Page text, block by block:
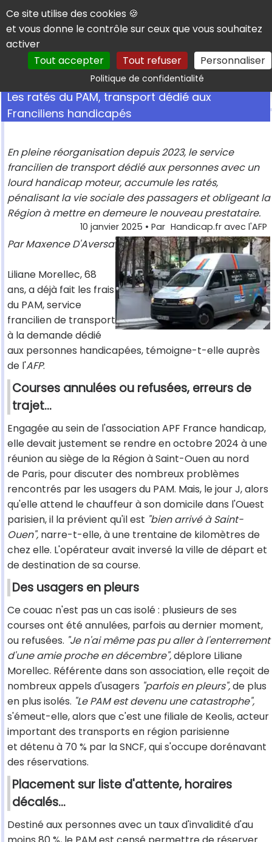
Panneau de gestion des cookies
Ce site utilise des cookies 🍪
et vous donne le contrôle sur ceux que vous souhaitez
activer
Tout accepter
Tout refuser Personnaliser
Politique de confidentialitéRechercher
Les ratés du PAM, transport dédié aux
Franciliens handicapés
En pleine réorganisation depuis 2023, le service
francilien de transport dédié aux personnes avec un
lourd handicap moteur, accumule les ratés,
pénalisant la vie sociale des passagers et obligeant la
Région à mettre en demeure le nouveau prestataire.
10 janvier 2025 • Par Handicap.fr avec l'AFP
Par Maxence D'Aversa
Liliane Morellec, 68
ans, a déjà fait les frais
du PAM, service
francilien de transport
à la demande dédié
aux personnes handicapées, témoigne-t-elle auprès
de l'AFP.
Courses annulées ou refusées, erreurs de
trajet...
Engagée au sein de l'association APF France handicap,
elle devait justement se rendre en octobre 2024 à une
réunion au siège de la Région à Saint-Ouen au nord
de Paris, pour discuter des nombreux problèmes
rencontrés par les usagers du PAM. Mais, le jour J, alors
qu'elle attend le chauffeur à son domicile dans l'Ouest
parisien, il la prévient qu'il est "bien arrivé à Saint-
Ouen", narre-t-elle, à une trentaine de kilomètres de
chez elle. L'opérateur avait inversé la ville de départ et
de destination de sa course.
Des usagers en pleurs
Ce couac n'est pas un cas isolé : plusieurs de ses
courses ont été annulées, parfois au dernier moment,
ou refusées. "Je n'ai même pas pu aller à l'enterrement
d'une amie proche en décembre",déplore Liliane
Morellec. Référente dans son association, elle reçoit de
nombreux appels d'usagers "parfois en pleurs",de plus
en plus isolés. "Le PAM est devenu une catastrophe",
s'émeut-elle, alors que c'est une filiale de Keolis, acteur
important des transports en région parisienne
et détenu à 70 % par la SNCF, qui s'occupe dorénavant
des réservations.
Placement sur liste d'attente, horaires
décalés...
Destiné aux personnes avec un taux d'invalidité d'au